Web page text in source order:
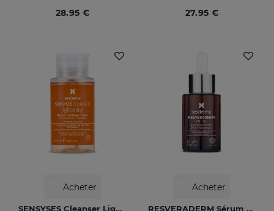
28.95 € 27.95 €
Acheter
SENSYSES Cleanser Lightening
Acheter
RESVERADERM Sérum Liposomal